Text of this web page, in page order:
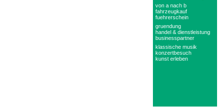
von a nach b
fahrzeugkauf
fuehrerschein
gruendung
handel & dienstleistung
businesspartner
klassische musik
konzertbesuch
kunst erleben